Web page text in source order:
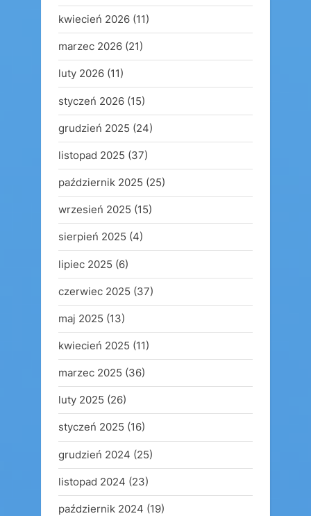
kwiecień 2026 (11)
marzec 2026 (21)
luty 2026 (11)
styczeń 2026 (15)
grudzień 2025 (24)
listopad 2025 (37)
październik 2025 (25)
wrzesień 2025 (15)
sierpień 2025 (4)
lipiec 2025 (6)
czerwiec 2025 (37)
maj 2025 (13)
kwiecień 2025 (11)
marzec 2025 (36)
luty 2025 (26)
styczeń 2025 (16)
grudzień 2024 (25)
listopad 2024 (23)
październik 2024 (19)